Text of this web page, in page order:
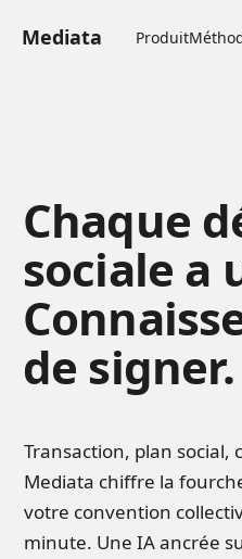
Mediata Produit
Chaque
sociale a
de signer.
Transaction, plan social,
Mediata chiffre la
votre convention
minute. Une IA ancrée